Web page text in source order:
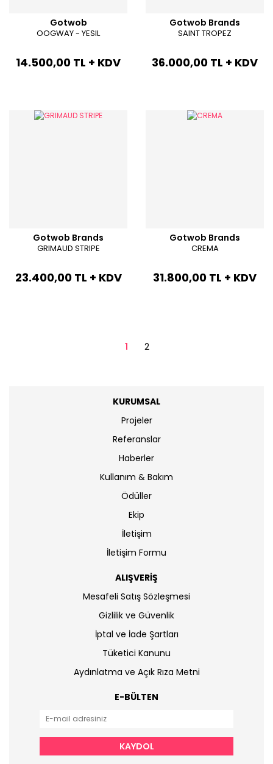
Gotwob
OOGWAY - YESIL
14.500,00 TL + KDV
Gotwob Brands
SAINT TROPEZ
36.000,00 TL + KDV
Gotwob Brands
GRIMAUD STRIPE
23.400,00 TL + KDV
Gotwob Brands
CREMA
31.800,00 TL + KDV
1 2
KURUMSAL
Projeler
Referanslar
Haberler
Kullanım & Bakım
Ödüller
Ekip
İletişim
İletişim Formu
ALIŞVERİŞ
Mesafeli Satış Sözleşmesi
Gizlilik ve Güvenlik
İptal ve İade Şartları
Tüketici Kanunu
Aydınlatma ve Açık Rıza Metni
E-BÜLTEN
KAYDOL